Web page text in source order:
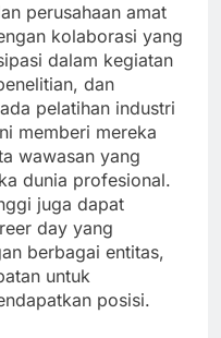
perusahaan amat
kolaborasi yang
dalam kegiatan
dan
pelatihan industri
memberi mereka
wawasan yang
dunia profesional.
juga dapat
day yang
berbagai entitas,
untuk
posisi.